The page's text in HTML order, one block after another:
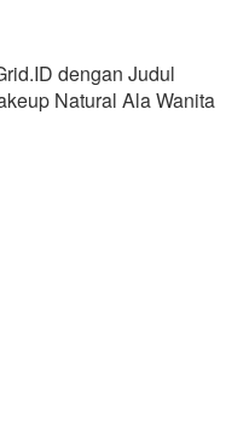
dengan Judul
Natural Ala Wanita